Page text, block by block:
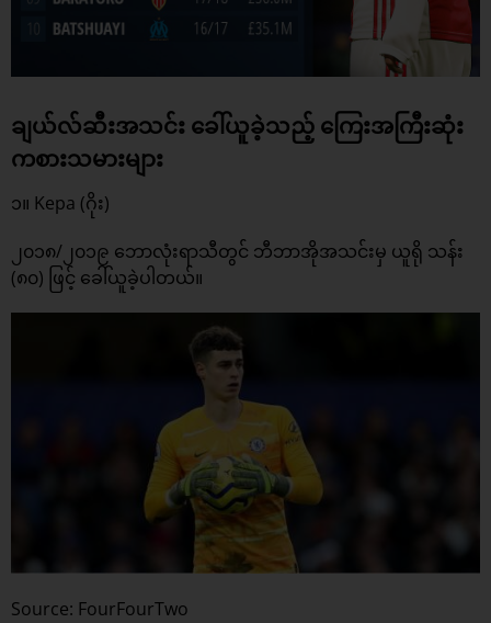
ချယ်လ်ဆီးအသင်း ခေါ်ယူခဲ့သည့် ကြေးအကြီးဆုံး
ကစားသမားများ
၁။ Kepa (ဂိုး)
၂၀၁၈/၂၀၁၉ ဘောလုံးရာသီတွင် ဘီဘာအိုအသင်းမှ ယူရို သန်း
(၈၀) ဖြင့် ခေါ်ယူခဲ့ပါတယ်။
Source: FourFourTwo